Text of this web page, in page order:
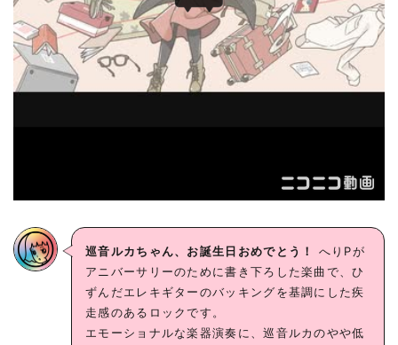
巡音ルカちゃん、お誕生日おめでとう！
へりPが
アニバーサリーのために書き下ろした楽曲で、ひ
ずんだエレキギターのバッキングを基調にした疾
走感のあるロックです。
エモーショナルな楽器演奏に、巡音ルカのやや低